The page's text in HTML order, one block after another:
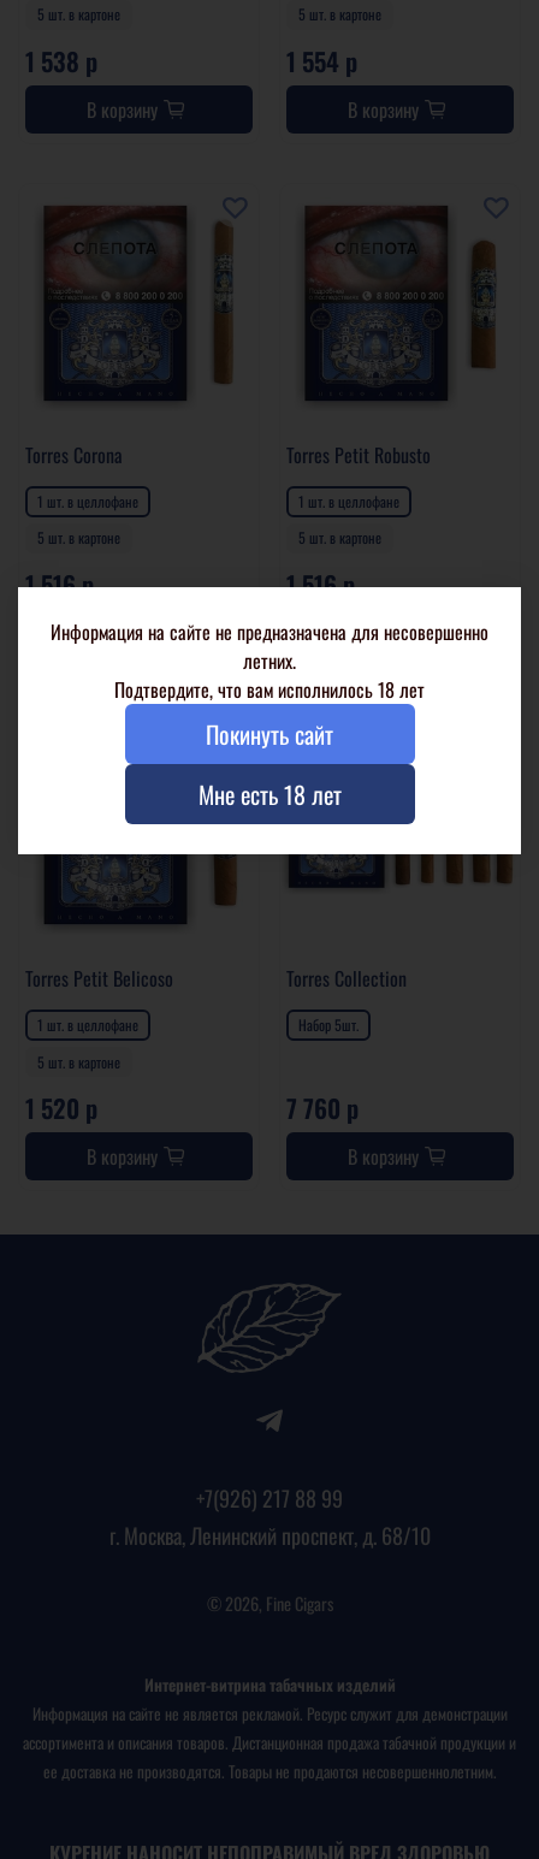
5 шт. в картоне
1 538 р
В корзину
5 шт. в картоне
1 554 р
В корзину
Torres Corona
1 шт. в целлофане
5 шт. в картоне
1 516 р
В корзину
Torres Petit Robusto
1 шт. в целлофане
5 шт. в картоне
1 516 р
В корзину
Torres Petit Belicoso
1 шт. в целлофане
5 шт. в картоне
1 520 р
В корзину
Torres Collection
Набор 5шт.
7 760 р
В корзину
+7(926) 217 88 99
г. Москва, Ленинский проспект, д. 68/10
© 2026, Fine Cigars
Интернет-витрина табачных изделий
Информация на сайте не является рекламой. Ресурс служит для демонстрации
ассортимента и описания товаров. Дистанционная продажа табачной продукции и
ее доставка не производятся. Товары не продаются несовершеннолетним.
КУРЕНИЕ НАНОСИТ НЕПОПРАВИМЫЙ ВРЕД ЗДОРОВЬЮ
Информация на сайте не предназначена для несовершенно
летних.
Подтвердите, что вам исполнилось 18 лет
Покинуть сайт
Мне есть 18 лет